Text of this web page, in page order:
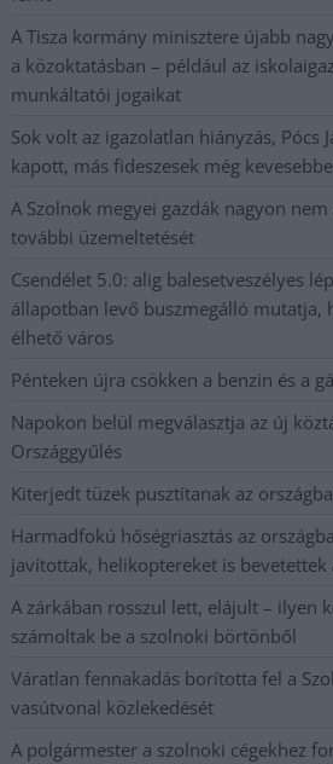
A Tisza kormány minisztere újabb
a közoktatásban – például az
munkáltatói jogaikat
Sok volt az igazolatlan hiányzás, Pócs
kapott, más fideszesek még
A Szolnok megyei gazdák nagyon nem
további üzemeltetését
Csendélet 5.0: alig balesetveszélyes
állapotban levő buszmegálló mutatja,
élhető város
Pénteken újra csökken a benzin és a
Napokon belül megválasztja az új
Országgyűlés
Kiterjedt tüzek pusztítanak az
Harmadfokú hőségriasztás az
javítottak, helikoptereket is bevetettek
A zárkában rosszul lett, elájult – ilyen
számoltak be a szolnoki börtönből
Váratlan fennakadás borította fel a
vasútvonal közlekedését
A polgármester a szolnoki cégekhez